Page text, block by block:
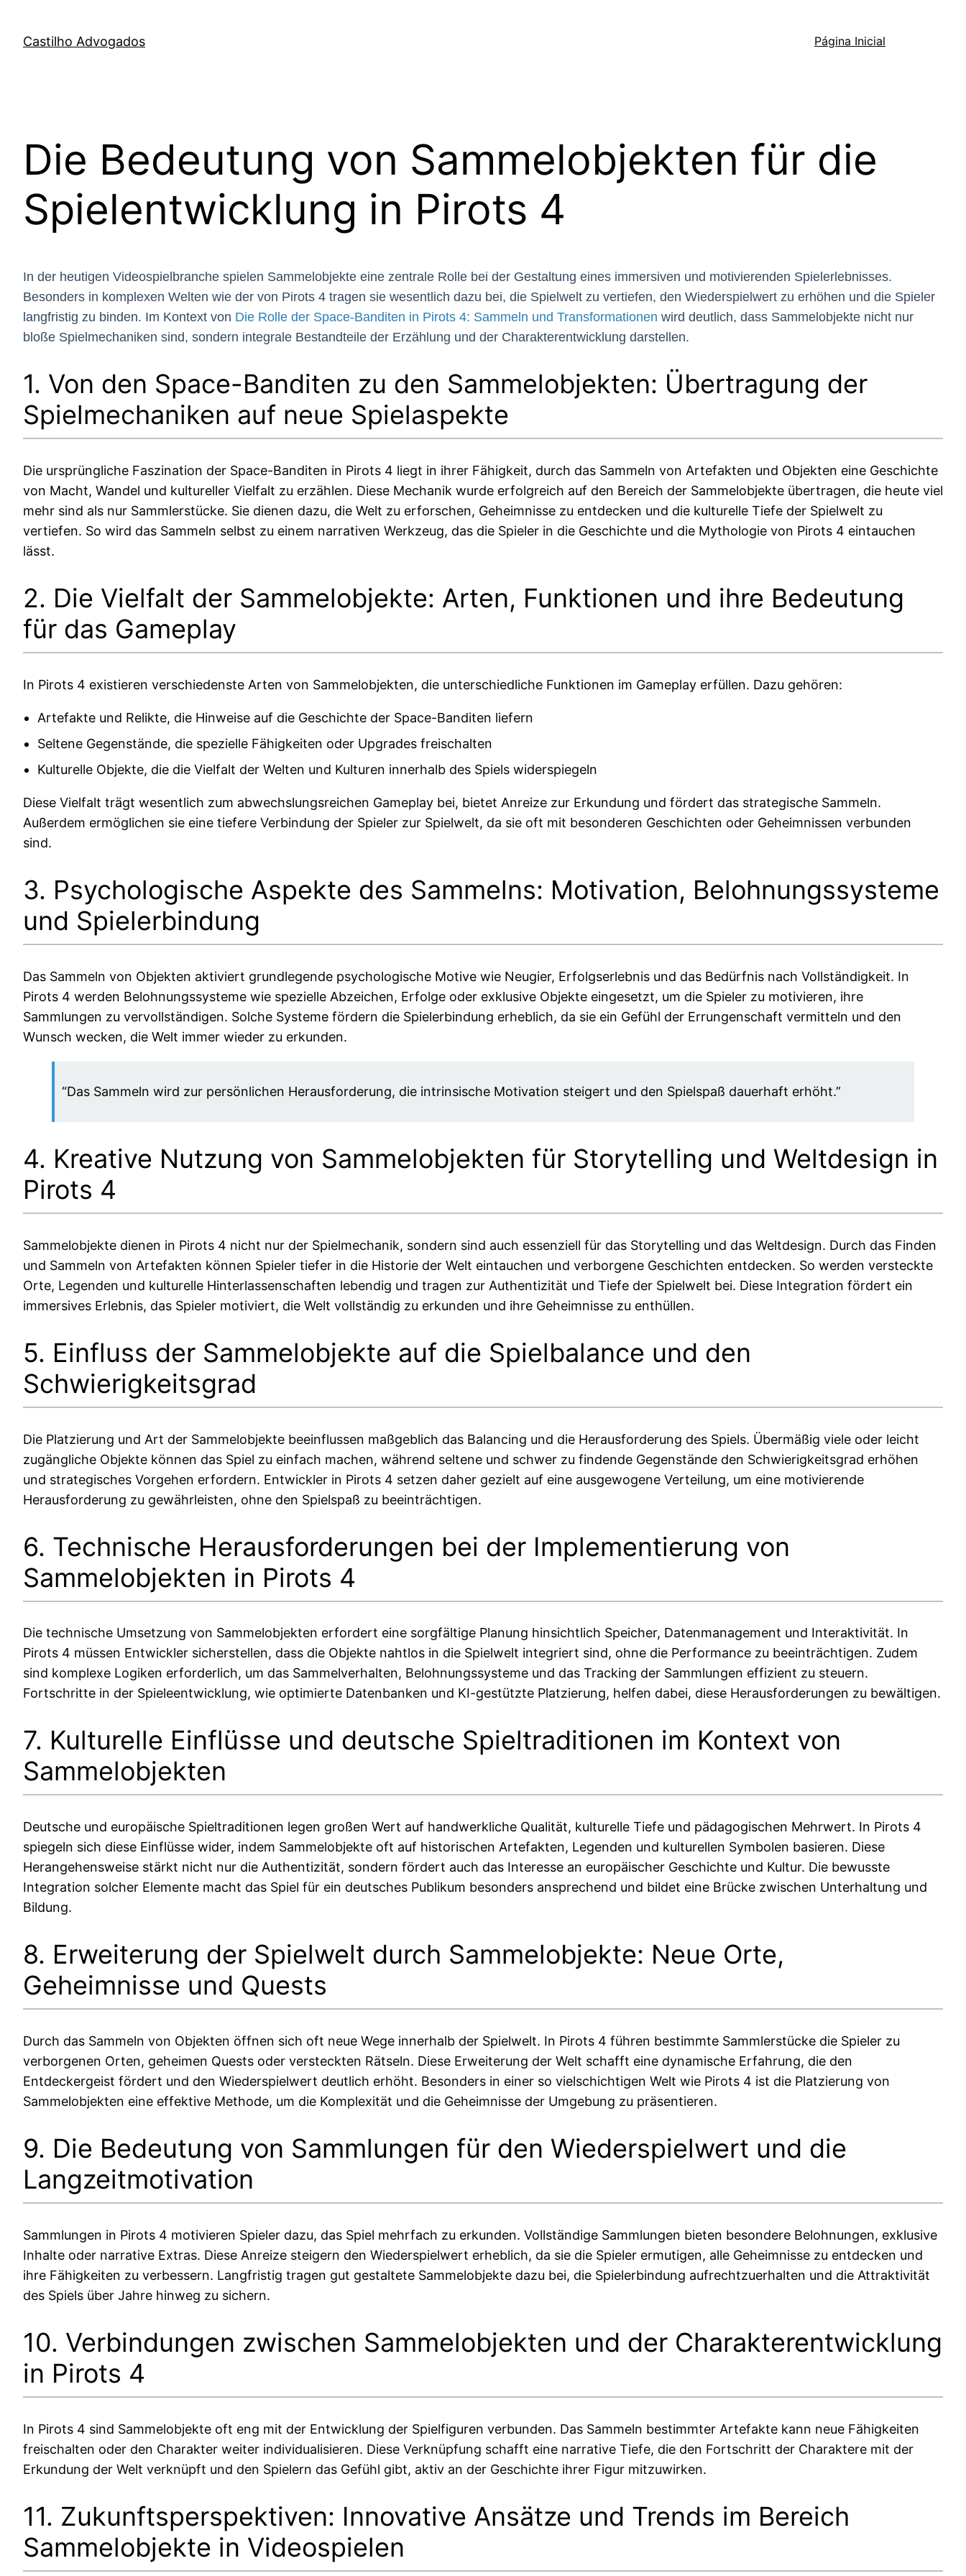
content
Castilho Advogados Página Inicial
Die Bedeutung von Sammelobjekten für die
Spielentwicklung in Pirots 4
In der heutigen Videospielbranche spielen Sammelobjekte eine zentrale Rolle bei der Gestaltung eines immersiven und motivierenden Spielerlebnisses.
Besonders in komplexen Welten wie der von Pirots 4 tragen sie wesentlich dazu bei, die Spielwelt zu vertiefen, den Wiederspielwert zu erhöhen und die Spieler
langfristig zu binden. Im Kontext von Die Rolle der Space-Banditen in Pirots 4: Sammeln und Transformationen wird deutlich, dass Sammelobjekte nicht nur
bloße Spielmechaniken sind, sondern integrale Bestandteile der Erzählung und der Charakterentwicklung darstellen.
1. Von den Space-Banditen zu den Sammelobjekten: Übertragung der
Spielmechaniken auf neue Spielaspekte
Die ursprüngliche Faszination der Space-Banditen in Pirots 4 liegt in ihrer Fähigkeit, durch das Sammeln von Artefakten und Objekten eine Geschichte
von Macht, Wandel und kultureller Vielfalt zu erzählen. Diese Mechanik wurde erfolgreich auf den Bereich der Sammelobjekte übertragen, die heute viel
mehr sind als nur Sammlerstücke. Sie dienen dazu, die Welt zu erforschen, Geheimnisse zu entdecken und die kulturelle Tiefe der Spielwelt zu
vertiefen. So wird das Sammeln selbst zu einem narrativen Werkzeug, das die Spieler in die Geschichte und die Mythologie von Pirots 4 eintauchen
lässt.
2. Die Vielfalt der Sammelobjekte: Arten, Funktionen und ihre Bedeutung
für das Gameplay
In Pirots 4 existieren verschiedenste Arten von Sammelobjekten, die unterschiedliche Funktionen im Gameplay erfüllen. Dazu gehören:
Artefakte und Relikte, die Hinweise auf die Geschichte der Space-Banditen liefern
Seltene Gegenstände, die spezielle Fähigkeiten oder Upgrades freischalten
Kulturelle Objekte, die die Vielfalt der Welten und Kulturen innerhalb des Spiels widerspiegeln
Diese Vielfalt trägt wesentlich zum abwechslungsreichen Gameplay bei, bietet Anreize zur Erkundung und fördert das strategische Sammeln.
Außerdem ermöglichen sie eine tiefere Verbindung der Spieler zur Spielwelt, da sie oft mit besonderen Geschichten oder Geheimnissen verbunden
sind.
3. Psychologische Aspekte des Sammelns: Motivation, Belohnungssysteme
und Spielerbindung
Das Sammeln von Objekten aktiviert grundlegende psychologische Motive wie Neugier, Erfolgserlebnis und das Bedürfnis nach Vollständigkeit. In
Pirots 4 werden Belohnungssysteme wie spezielle Abzeichen, Erfolge oder exklusive Objekte eingesetzt, um die Spieler zu motivieren, ihre
Sammlungen zu vervollständigen. Solche Systeme fördern die Spielerbindung erheblich, da sie ein Gefühl der Errungenschaft vermitteln und den
Wunsch wecken, die Welt immer wieder zu erkunden.
“Das Sammeln wird zur persönlichen Herausforderung, die intrinsische Motivation steigert und den Spielspaß dauerhaft erhöht.”
4. Kreative Nutzung von Sammelobjekten für Storytelling und Weltdesign in
Pirots 4
Sammelobjekte dienen in Pirots 4 nicht nur der Spielmechanik, sondern sind auch essenziell für das Storytelling und das Weltdesign. Durch das Finden
und Sammeln von Artefakten können Spieler tiefer in die Historie der Welt eintauchen und verborgene Geschichten entdecken. So werden versteckte
Orte, Legenden und kulturelle Hinterlassenschaften lebendig und tragen zur Authentizität und Tiefe der Spielwelt bei. Diese Integration fördert ein
immersives Erlebnis, das Spieler motiviert, die Welt vollständig zu erkunden und ihre Geheimnisse zu enthüllen.
5. Einfluss der Sammelobjekte auf die Spielbalance und den
Schwierigkeitsgrad
Die Platzierung und Art der Sammelobjekte beeinflussen maßgeblich das Balancing und die Herausforderung des Spiels. Übermäßig viele oder leicht
zugängliche Objekte können das Spiel zu einfach machen, während seltene und schwer zu findende Gegenstände den Schwierigkeitsgrad erhöhen
und strategisches Vorgehen erfordern. Entwickler in Pirots 4 setzen daher gezielt auf eine ausgewogene Verteilung, um eine motivierende
Herausforderung zu gewährleisten, ohne den Spielspaß zu beeinträchtigen.
6. Technische Herausforderungen bei der Implementierung von
Sammelobjekten in Pirots 4
Die technische Umsetzung von Sammelobjekten erfordert eine sorgfältige Planung hinsichtlich Speicher, Datenmanagement und Interaktivität. In
Pirots 4 müssen Entwickler sicherstellen, dass die Objekte nahtlos in die Spielwelt integriert sind, ohne die Performance zu beeinträchtigen. Zudem
sind komplexe Logiken erforderlich, um das Sammelverhalten, Belohnungssysteme und das Tracking der Sammlungen effizient zu steuern.
Fortschritte in der Spieleentwicklung, wie optimierte Datenbanken und KI-gestützte Platzierung, helfen dabei, diese Herausforderungen zu bewältigen.
7. Kulturelle Einflüsse und deutsche Spieltraditionen im Kontext von
Sammelobjekten
Deutsche und europäische Spieltraditionen legen großen Wert auf handwerkliche Qualität, kulturelle Tiefe und pädagogischen Mehrwert. In Pirots 4
spiegeln sich diese Einflüsse wider, indem Sammelobjekte oft auf historischen Artefakten, Legenden und kulturellen Symbolen basieren. Diese
Herangehensweise stärkt nicht nur die Authentizität, sondern fördert auch das Interesse an europäischer Geschichte und Kultur. Die bewusste
Integration solcher Elemente macht das Spiel für ein deutsches Publikum besonders ansprechend und bildet eine Brücke zwischen Unterhaltung und
Bildung.
8. Erweiterung der Spielwelt durch Sammelobjekte: Neue Orte,
Geheimnisse und Quests
Durch das Sammeln von Objekten öffnen sich oft neue Wege innerhalb der Spielwelt. In Pirots 4 führen bestimmte Sammlerstücke die Spieler zu
verborgenen Orten, geheimen Quests oder versteckten Rätseln. Diese Erweiterung der Welt schafft eine dynamische Erfahrung, die den
Entdeckergeist fördert und den Wiederspielwert deutlich erhöht. Besonders in einer so vielschichtigen Welt wie Pirots 4 ist die Platzierung von
Sammelobjekten eine effektive Methode, um die Komplexität und die Geheimnisse der Umgebung zu präsentieren.
9. Die Bedeutung von Sammlungen für den Wiederspielwert und die
Langzeitmotivation
Sammlungen in Pirots 4 motivieren Spieler dazu, das Spiel mehrfach zu erkunden. Vollständige Sammlungen bieten besondere Belohnungen, exklusive
Inhalte oder narrative Extras. Diese Anreize steigern den Wiederspielwert erheblich, da sie die Spieler ermutigen, alle Geheimnisse zu entdecken und
ihre Fähigkeiten zu verbessern. Langfristig tragen gut gestaltete Sammelobjekte dazu bei, die Spielerbindung aufrechtzuerhalten und die Attraktivität
des Spiels über Jahre hinweg zu sichern.
10. Verbindungen zwischen Sammelobjekten und der Charakterentwicklung
in Pirots 4
In Pirots 4 sind Sammelobjekte oft eng mit der Entwicklung der Spielfiguren verbunden. Das Sammeln bestimmter Artefakte kann neue Fähigkeiten
freischalten oder den Charakter weiter individualisieren. Diese Verknüpfung schafft eine narrative Tiefe, die den Fortschritt der Charaktere mit der
Erkundung der Welt verknüpft und den Spielern das Gefühl gibt, aktiv an der Geschichte ihrer Figur mitzuwirken.
11. Zukunftsperspektiven: Innovative Ansätze und Trends im Bereich
Sammelobjekte in Videospielen